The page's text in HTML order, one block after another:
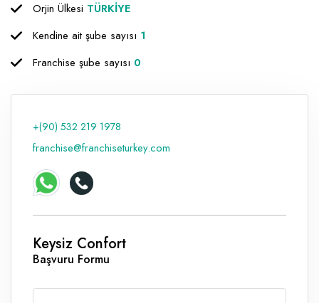
Matbaa - Fotoğraf
Mobilya Dekorasyon
Proje - İnşaat ve Tesisat
Reklam - Tanıtım - PR ve İnternet
Seyahat - Rent A Car
Tabela - Dijital Baskı
Orjin Ülkesi TÜRKİYE
Kendine ait şube sayısı 1
Franchise şube sayısı 0
+(90) 532 219 1978
franchise@franchiseturkey.com
Keysiz Confort
Başvuru Formu